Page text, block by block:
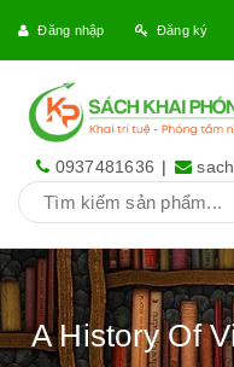
Đăng nhập Đăng ký
0937481636 |
A History Of